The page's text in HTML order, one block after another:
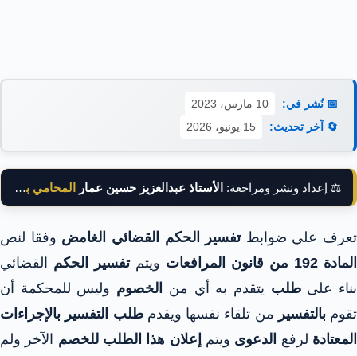
📅 نُشر في:
10 مارس، 2023
🔄 آخر تحديث:
15 يونيو، 2026
⚖️ إعداد ونشر ومراجعة: الأستاذ عبدالعزيز حسين عمار المحامي بالنقض
تعرف علي ضوابطتفسير الحكم القضائي الغامض وفقا لنص
المادة 192 من قانون المرافعات
ويتمتفسير الحكم القضائي
بناء علىطلب يتقدم به أي من الخصوم وليس للمحكمة أن
تقومبالتفسير من تلقاء نفسها ويقدمطلب التفسير بالإجراءات
المعتادة لرفع الدعوى ويتم إعلان هذا الطلب للخصم الآخر ولم